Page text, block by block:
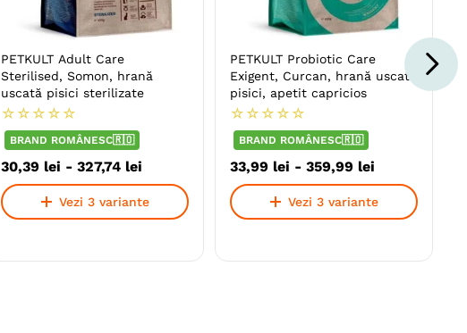
PETKULT Adult Care
Sterilised, Somon, hrană
uscată pisici sterilizate
☆ ☆ ☆ ☆ ☆
BRAND ROMÂNESC🇷🇴
30,39 lei - 327,74 lei
Vezi 3 variante
PETKULT Probiotic Care
Exigent, Curcan, hrană uscată
pisici, apetit capricios
☆ ☆ ☆ ☆ ☆
BRAND ROMÂNESC🇷🇴
33,99 lei - 359,99 lei
Vezi 3 variante